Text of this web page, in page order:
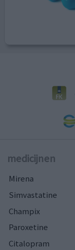
medicijnen
Mirena
Simvastatine
Champix
Paroxetine
Citalopram